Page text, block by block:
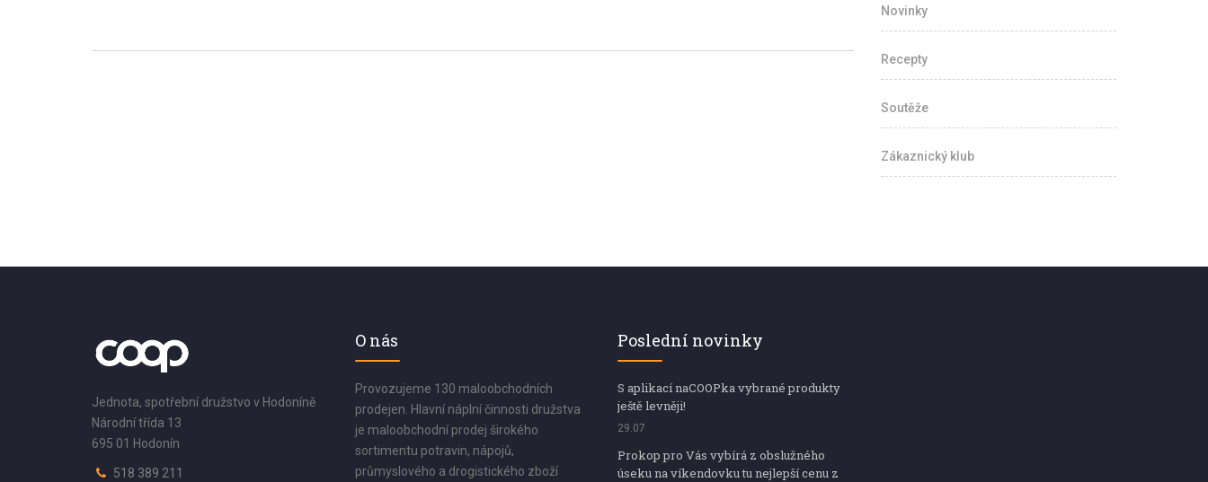
Novinky
Recepty
Soutěže
Zákaznický klub
Jednota, spotřební družstvo v Hodoníně
Národní třída 13
695 01 Hodonín
518 389 211
O nás
Provozujeme 130 maloobchodních
prodejen. Hlavní náplní činnosti družstva
je maloobchodní prodej širokého
sortimentu potravin, nápojů,
průmyslového a drogistického zboží
Poslední novinky
S aplikací naCOOPka vybrané produkty
ještě levněji!
29.07
Prokop pro Vás vybírá z obslužného
úseku na víkendovku tu nejlepší cenu z